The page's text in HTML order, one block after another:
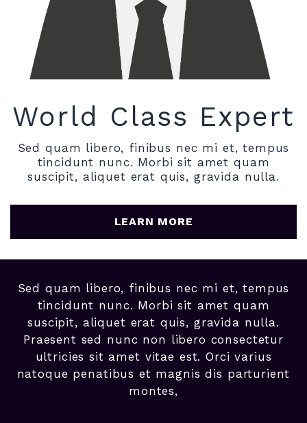
World Class Expert
Sed quam libero, finibus nec mi et, tempus
tincidunt nunc. Morbi sit amet quam
suscipit, aliquet erat quis, gravida nulla.
LEARN MORE
Sed quam libero, finibus nec mi et, tempus
tincidunt nunc. Morbi sit amet quam
suscipit, aliquet erat quis, gravida nulla.
Praesent sed nunc non libero consectetur
ultricies sit amet vitae est. Orci varius
natoque penatibus et magnis dis parturient
montes,